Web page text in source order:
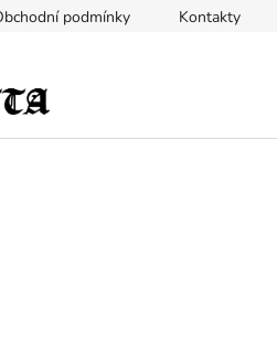
podmínky Kontakty